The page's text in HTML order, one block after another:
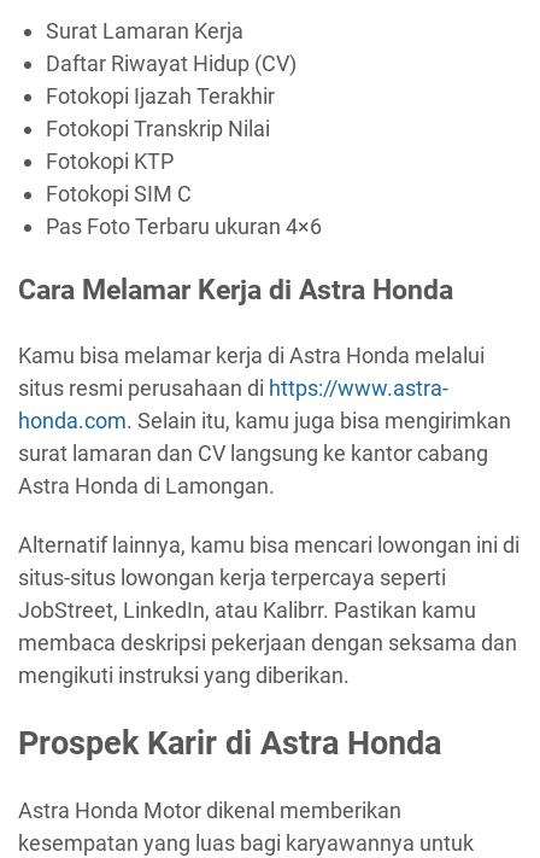
Surat Lamaran Kerja
Daftar Riwayat Hidup (CV)
Fotokopi Ijazah Terakhir
Fotokopi Transkrip Nilai
Fotokopi KTP
Fotokopi SIM C
Pas Foto Terbaru ukuran 4×6
Cara Melamar Kerja di Astra Honda
Kamu bisa melamar kerja di Astra Honda melalui
situs resmi perusahaan di https://www.astra-
honda.com. Selain itu, kamu juga bisa mengirimkan
surat lamaran dan CV langsung ke kantor cabang
Astra Honda di Lamongan.
Alternatif lainnya, kamu bisa mencari lowongan ini di
situs-situs lowongan kerja terpercaya seperti
JobStreet, LinkedIn, atau Kalibrr. Pastikan kamu
membaca deskripsi pekerjaan dengan seksama dan
mengikuti instruksi yang diberikan.
Prospek Karir di Astra Honda
Astra Honda Motor dikenal memberikan
kesempatan yang luas bagi karyawannya untuk